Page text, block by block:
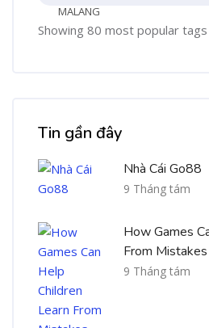
MALANG
Showing 80 most popular tags
Tin gần đây
Nhà Cái Go88
9 Tháng tám
How Games
From Mistakes
9 Tháng tám